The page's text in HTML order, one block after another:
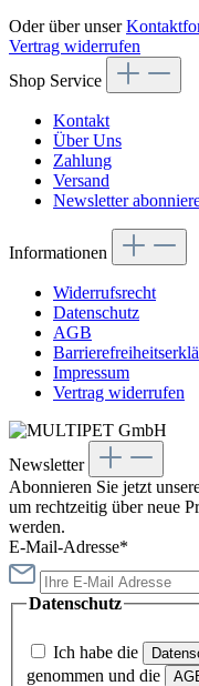
Oder über unser
Vertrag widerrufen
Shop Service
Kontakt
Über Uns
Zahlung
Versand
Newsletter
Informationen
Widerrufsrecht
Datenschutz
AGB
Impressum
Vertrag widerrufen
Newsletter
Abonnieren Sie jetzt
um rechtzeitig über neue
werden.
E-Mail-Adresse*
Datenschutz
Ich habe die
genommen und die